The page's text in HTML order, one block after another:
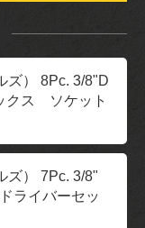
ズ） 8Pc. 3/8"D
クス ソケット
ズ） 7Pc. 3/8"
ライバーセッ